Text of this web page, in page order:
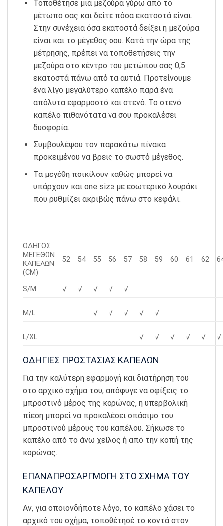
Τοποθέτησε μια μεζούρα γύρω από το
μέτωπο σας και δείτε πόσα εκατοστά είναι.
Στην συνέχεια όσα εκατοστά δείξει η μεζούρα
είναι και το μέγεθος σου. Κατά την ώρα της
μέτρησης, πρέπει να τοποθετήσεις την
μεζούρα στο κέντρο του μετώπου σας 0,5
εκατοστά πάνω από τα αυτιά. Προτείνουμε
ένα λίγο μεγαλύτερο καπέλο παρά ένα
απόλυτα εφαρμοστό και στενό. Το στενό
καπέλο πιθανότατα να σου προκαλέσει
δυσφορία.
Συμβουλέψου τον παρακάτω πίνακα
προκειμένου να βρεις το σωστό μέγεθος.
Τα μεγέθη ποικίλουν καθώς μπορεί να
υπάρχουν και one size με εσωτερικό λουράκι
που ρυθμίζει ακριβώς πάνω στο κεφάλι.
ΟΔΗΓΟΣ
ΜΕΓΕΘΩΝ
ΚΑΠΕΛΩΝ
(CM)
52 54 55 56 57 58 59 60 61 62
S/M √ √ √ √ √
M/L √ √ √ √ √
L/XL √ √ √ √ √ √
ΟΔΗΓΙΕΣ ΠΡΟΣΤΑΣΙΑΣ ΚΑΠΕΛΩΝ
Για την καλύτερη εφαρμογή και διατήρηση του
στο αρχικό σχήμα του, απόφυγε να σφίξεις το
μπροστινό μέρος της κορώνας, η υπερβολική
πίεση μπορεί να προκαλέσει σπάσιμο του
μπροστινού μέρους του καπέλου. Σήκωσε το
καπέλο από το άνω χείλος ή από την κοπή της
κορώνας.
ΕΠΑΝΑΠΡΟΣΑΡΓΜΟΓΗ ΣΤΟ ΣΧΗΜΑ ΤΟΥ
ΚΑΠΕΛΟΥ
Αν, για οποιονδήποτε λόγο, το καπέλο χάσει το
αρχικό του σχήμα, τοποθέτησέ το κοντά στον